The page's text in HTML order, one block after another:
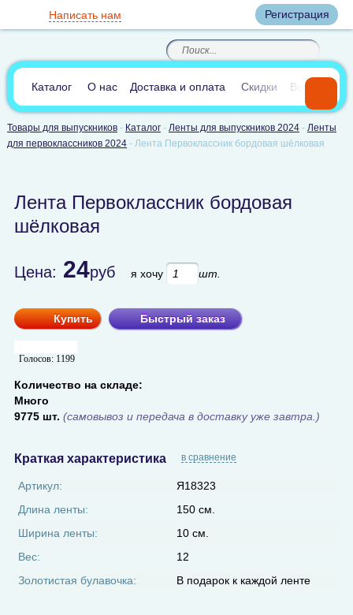
Регистрация
8(812)385-66-65
8(905) 700-70-04
По России звонок
бесплатный
(круглосуточно)
Написать нам
В сравнении:0
Каталог О нас Доставка и оплата Скидки Вопросы и
Товары для выпускников- Каталог- Ленты для выпускников 2024- Ленты
для первоклассников 2024- Лента Первоклассник бордовая шёлковая
Лента Первоклассник бордовая
шёлковая
Цена: 24руб я хочу шт.
Купить Быстрый заказ
Голосов: 1199
Количество на складе:
Много
9775 шт. (самовывоз и передача в доставку уже завтра.)
Краткая характеристика в сравнение
Артикул:
Я18323
Длина ленты:
150 см.
Ширина ленты:
10 см.
Вес:
12
Золотистая булавочка:
В подарок к каждой ленте